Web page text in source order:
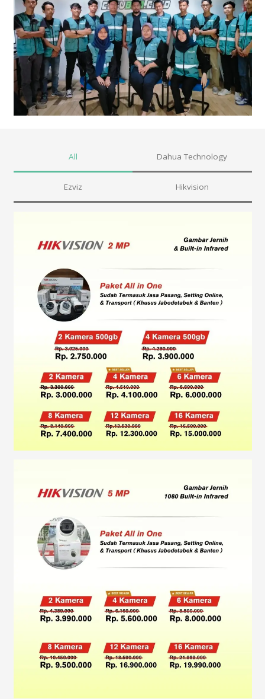
All Dahua Technology
Ezviz Hikvision